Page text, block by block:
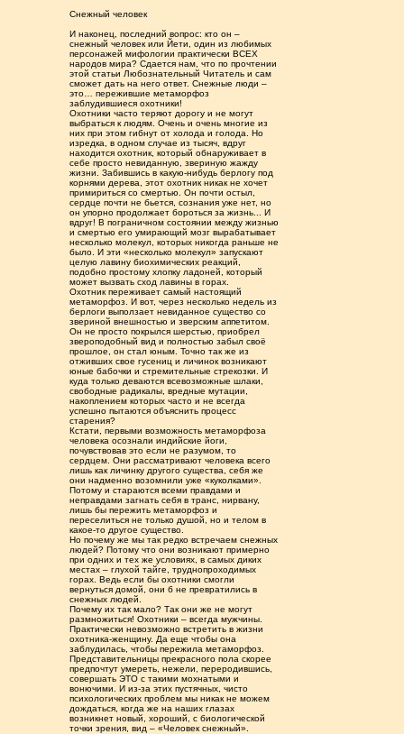
Снежный человек
И наконец, последний вопрос: кто он –
снежный человек или Йети, один из любимых
персонажей мифологии практически ВСЕХ
народов мира? Сдается нам, что по прочтении
этой статьи Любознательный Читатель и сам
сможет дать на него ответ. Снежные люди –
это… пережившие метаморфоз
заблудившиеся охотники!
Охотники часто теряют дорогу и не могут
выбраться к людям. Очень и очень многие из
них при этом гибнут от холода и голода. Но
изредка, в одном случае из тысяч, вдруг
находится охотник, который обнаруживает в
себе просто невиданную, звериную жажду
жизни. Забившись в какую-нибудь берлогу под
корнями дерева, этот охотник никак не хочет
примириться со смертью. Он почти остыл,
сердце почти не бьется, сознания уже нет, но
он упорно продолжает бороться за жизнь... И
вдруг! В пограничном состоянии между жизнью
и смертью его умирающий мозг вырабатывает
несколько молекул, которых никогда раньше не
было. И эти «несколько молекул» запускают
целую лавину биохимических реакций,
подобно простому хлопку ладоней, который
может вызвать сход лавины в горах.
Охотник переживает самый настоящий
метаморфоз. И вот, через несколько недель из
берлоги выползает невиданное существо со
звериной внешностью и зверским аппетитом.
Он не просто покрылся шерстью, приобрел
звероподобный вид и полностью забыл своё
прошлое, он стал юным. Точно так же из
отживших свое гусениц и личинок возникают
юные бабочки и стремительные стрекозки. И
куда только деваются всевозможные шлаки,
свободные радикалы, вредные мутации,
накоплением которых часто и не всегда
успешно пытаются объяснить процесс
старения?
Кстати, первыми возможность метаморфоза
человека осознали индийские йоги,
почувствовав это если не разумом, то
сердцем. Они рассматривают человека всего
лишь как личинку другого существа, себя же
они надменно возомнили уже «куколками».
Потому и стараются всеми правдами и
неправдами загнать себя в транс, нирвану,
лишь бы пережить метаморфоз и
переселиться не только душой, но и телом в
какое-то другое существо.
Но почему же мы так редко встречаем снежных
людей? Потому что они возникают примерно
при одних и тех же условиях, в самых диких
местах – глухой тайге, труднопроходимых
горах. Ведь если бы охотники смогли
вернуться домой, они б не превратились в
снежных людей.
Почему их так мало? Так они же не могут
размножиться! Охотники – всегда мужчины.
Практически невозможно встретить в жизни
охотника-женщину. Да еще чтобы она
заблудилась, чтобы пережила метаморфоз.
Представительницы прекрасного пола скорее
предпочтут умереть, нежели, переродившись,
совершать ЭТО с такими мохнатыми и
вонючими. И из-за этих пустячных, чисто
психологических проблем мы никак не можем
дождаться, когда же на наших глазах
возникнет новый, хороший, с биологической
точки зрения, вид – «Человек снежный».